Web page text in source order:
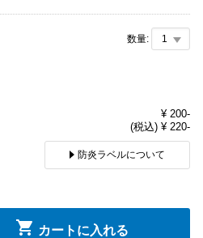
数量:
¥ 200-
(税込) ¥ 220-
防炎ラベルについて
カートに入れる